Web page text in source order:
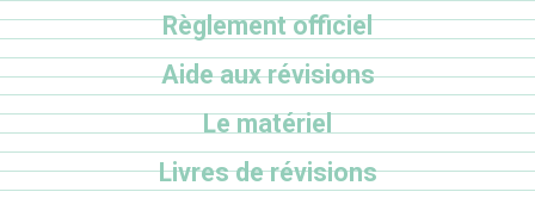
Règlement officiel
Aide aux révisions
Le matériel
Livres de révisions